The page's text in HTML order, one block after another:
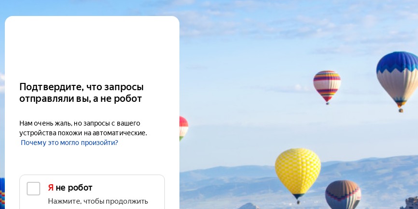
Подтвердите, что запросы
отправляли вы, а не робот
Нам очень жаль, но запросы с вашего
устройства похожи на автоматические.
Почему это могло произойти?
Я не робот
Нажмите, чтобы продолжить